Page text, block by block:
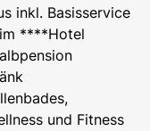
inkl. Basisservice
****Hotel
und Fitness